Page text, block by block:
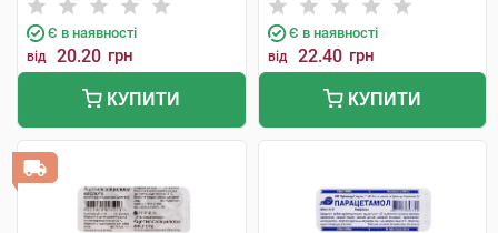
Є в наявності
від 20.20 грн
КУПИТИ
Є в наявності
від 22.40 грн
КУПИТИ